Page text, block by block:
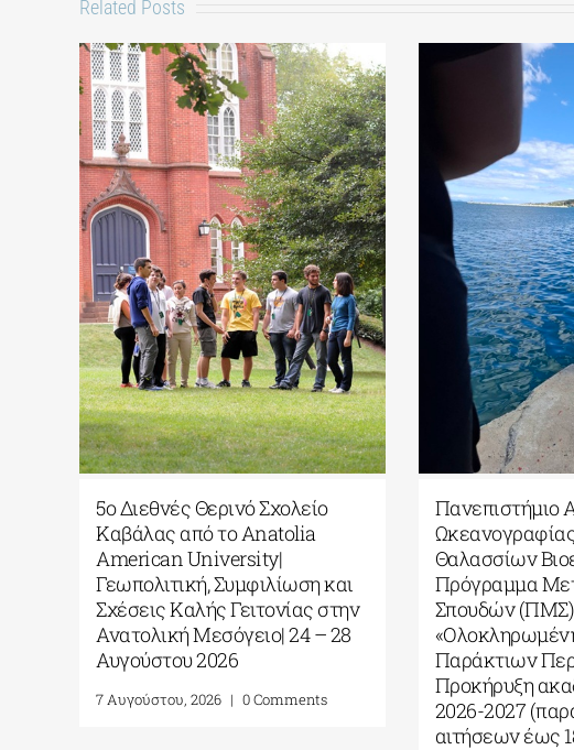
Related Posts
5ο Διεθνές Θερινό Σχολείο
Καβάλας από το Αnatolia
American University|
Γεωπολιτική, Συμφιλίωση και
Σχέσεις Καλής Γειτονίας στην
Ανατολική Μεσόγειο| 24 – 28
Αυγούστου 2026
7 Αυγούστου, 2026 | 0 Comments
Πανεπιστήμιο
Θαλασσίων
Πρόγραμμα
Σπουδών (ΠΜΣ)
Παράκτιων
Προκήρυξη
2026-2027
αιτήσεων έως